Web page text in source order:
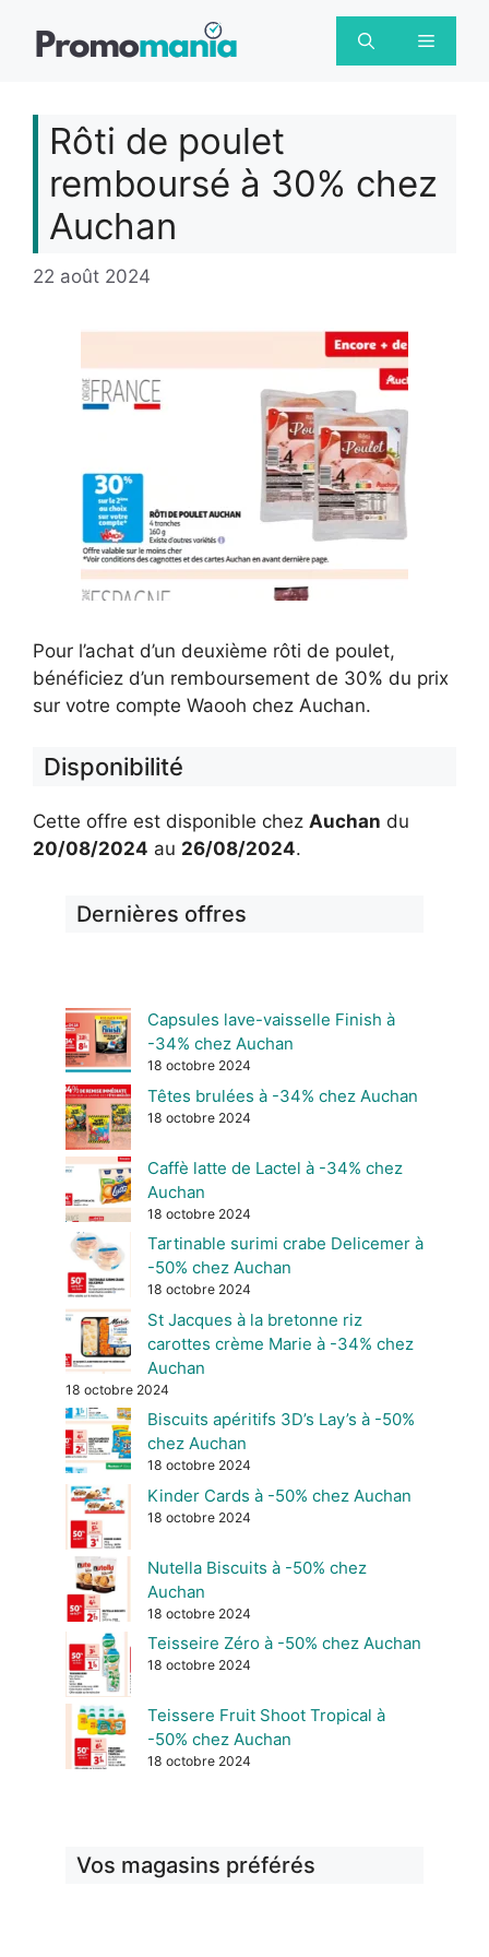
Menu
Rôti de poulet
remboursé à 30% chez
Auchan
22 août 2024
Pour l’achat d’un deuxième rôti de poulet,
bénéficiez d’un remboursement de 30% du prix
sur votre compte Waooh chez Auchan.
Disponibilité
Cette offre est disponible chez Auchan du
20/08/2024 au 26/08/2024.
Dernières offres
Capsules lave-vaisselle Finish à
-34% chez Auchan
18 octobre 2024
Têtes brulées à -34% chez Auchan
18 octobre 2024
Caffè latte de Lactel à -34% chez
Auchan
18 octobre 2024
Tartinable surimi crabe Delicemer à
-50% chez Auchan
18 octobre 2024
St Jacques à la bretonne riz
carottes crème Marie à -34% chez
Auchan
18 octobre 2024
Biscuits apéritifs 3D’s Lay’s à -50%
chez Auchan
18 octobre 2024
Kinder Cards à -50% chez Auchan
18 octobre 2024
Nutella Biscuits à -50% chez
Auchan
18 octobre 2024
Teisseire Zéro à -50% chez Auchan
18 octobre 2024
Teissere Fruit Shoot Tropical à
-50% chez Auchan
18 octobre 2024
Vos magasins préférés